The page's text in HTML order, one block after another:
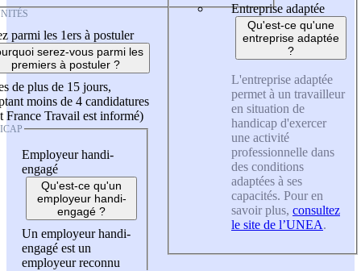
parmi les 1ers à postuler
serez-vous parmi les
premiers à postuler ?
de plus de 15 jours,
moins de 4 candidatures
France Travail est informé)
Employeur handi-
engagé
Qu'est-ce qu'un
employeur handi-
engagé ?
Un employeur handi-
engagé est un
employeur reconnu
Entreprise adaptée
Qu'est-ce qu'une
entreprise adaptée
?
L'entreprise adaptée
permet à un travailleur
en situation de
handicap d'exercer
une activité
professionnelle dans
des conditions
adaptées à ses
capacités. Pour en
savoir plus, consultez
le site de l’UNEA.